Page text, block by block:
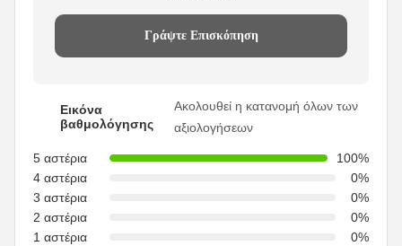
Γράψτε Επισκόπηση
Εικόνα
βαθμολόγησης
Ακολουθεί η κατανομή όλων των
αξιολογήσεων
5 αστέρια
100%
4 αστέρια
0%
3 αστέρια
0%
2 αστέρια
0%
1 αστέρια
0%